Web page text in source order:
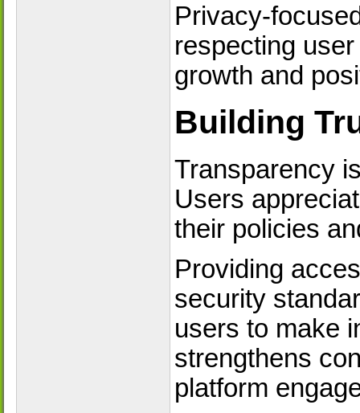
Privacy-
respecting
growth and
Building
Transparency
Users
their policies
Providing
security
users to make
strengthens
platform